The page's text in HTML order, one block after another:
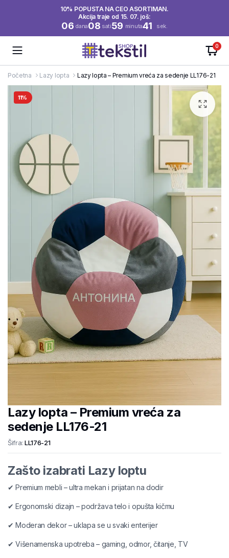
10% POPUSTA NA CEO ASORTIMAN.
Akcija traje od 15. 07. još:
06 dana08 sati59 minuta40 sek.
0
Početna Lazy lopta Lazy lopta – Premium vreća za sedenje LL176-21
11%
Lazy lopta – Premium vreća za
sedenje LL176-21
Šifra: LL176-21
Zašto izabrati Lazy loptu
✔ Premium mebli – ultra mekan i prijatan na dodir
✔ Ergonomski dizajn – podržava telo i opušta kičmu
✔ Moderan dekor – uklapa se u svaki enterijer
✔ Višenamenska upotreba – gaming, odmor, čitanje, TV